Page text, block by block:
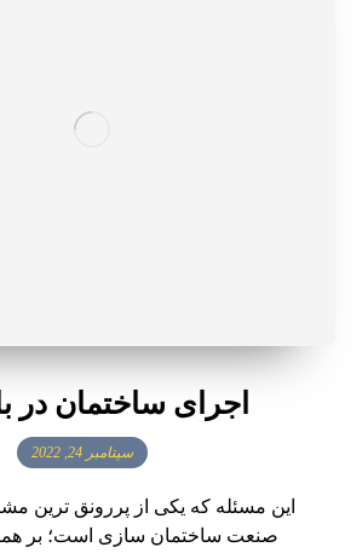
اجرای ساختمان در
سپتامبر 24, 2022
این مسئله که یکی از پررونق ترین
صنعت ساختمان سازی است؛ بر